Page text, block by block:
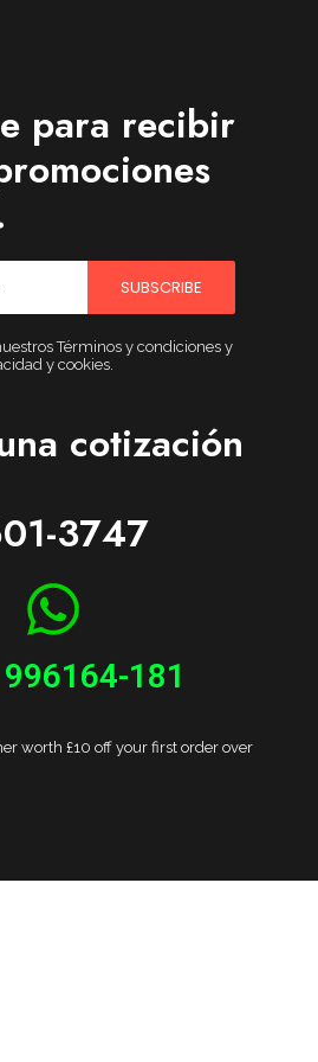
para recibir
SUBSCRIBE
Términos y condiciones y
y cookies.
cotización
3747
181
worth £10 off your first order over